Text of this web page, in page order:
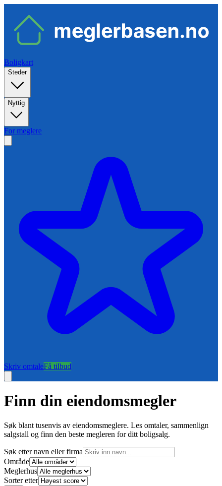
Boligkart
Steder
Nyttig
For meglere
Skriv omtaleFå tilbud
Finn din eiendomsmegler
Søk blant tusenvis av eiendomsmeglere. Les omtaler, sammenlign
salgstall og finn den beste megleren for ditt boligsalg.
Søk etter navn eller firma
Område
Meglerhus
Sorter etter